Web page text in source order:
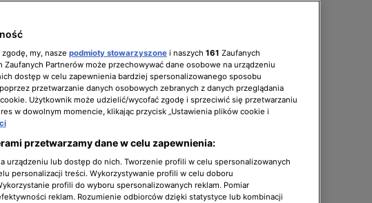
my, nasze podmioty stowarzyszone i naszych 161 Zaufanych
Zaufanych Partnerów może przechowywać dane osobowe na urządzeniu
dostęp w celu zapewnienia bardziej spersonalizowanego sposobu
przetwarzanie danych osobowych zebranych z danych przeglądania
Użytkownik może udzielić/wycofać zgodę i sprzeciwić się przetwarzaniu
w dowolnym momencie, klikając przycisk „Ustawienia plików cookie i
przetwarzamy dane w celu zapewnienia:
urządzeniu lub dostęp do nich. Tworzenie profili w celu spersonalizowanych
personalizacji treści. Wykorzystywanie profili w celu doboru
profili do wyboru spersonalizowanych reklam. Pomiar
reklam. Rozumienie odbiorców dzięki statystyce lub kombinacji